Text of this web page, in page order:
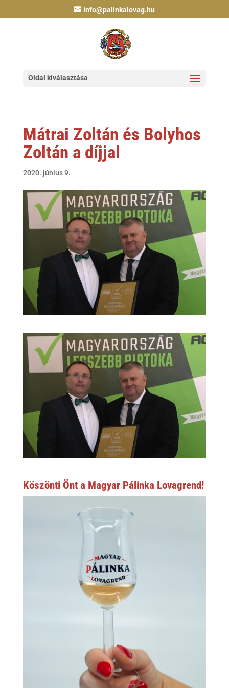
info@palinkalovag.hu
Oldal kiválasztása
Mátrai Zoltán és Bolyhos
Zoltán a díjjal
2020. június 9.
Köszönti Önt a Magyar Pálinka Lovagrend!